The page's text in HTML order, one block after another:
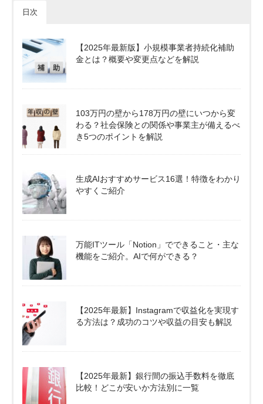
日次
【2025年最新版】小規模事業者持続化補助
金とは？概要や変更点などを解説
103万円の壁から178万円の壁にいつから変
わる？社会保険との関係や事業主が備えるべ
き5つのポイントを解説
生成AIおすすめサービス16選！特徴をわかり
やすくご紹介
万能ITツール「Notion」でできること・主な
機能をご紹介。AIで何ができる？
【2025年最新】Instagramで収益化を実現す
る方法は？成功のコツや収益の目安も解説
【2025年最新】銀行間の振込手数料を徹底
比較！どこが安いか方法別に一覧